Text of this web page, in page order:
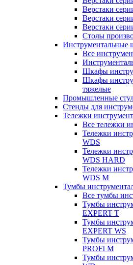
Верстаки
Верстаки
Верстаки
Столы
Инструментальные
Все
Шкафы
Шкафы
тяжелые
Промышленные
Стенды для
Тележки
Все тележки
Тележки
WDS
Тележки
WDS HARD
Тележки
WDS M
Тумбы
Все тумбы
Тумбы
EXPERT T
Тумбы
EXPERT WS
Тумбы
PROFI M
Тумбы